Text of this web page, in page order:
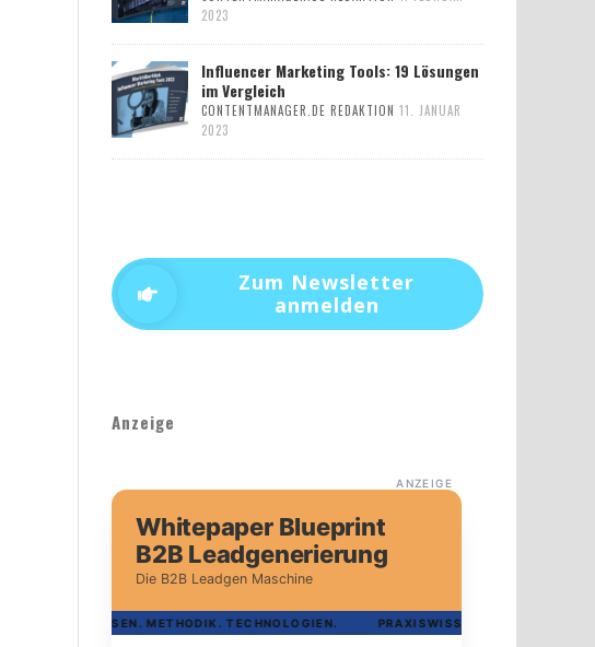
2023
Influencer Marketing Tools: 19 Lösungen
im Vergleich
CONTENTMANAGER.DE REDAKTION 11. JANUAR
2023
Zum Newsletter
anmelden
Anzeige